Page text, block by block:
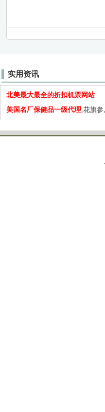
实用资讯
北美最大最全的折扣机票网站
美国名厂保健品一级代理,花旗参